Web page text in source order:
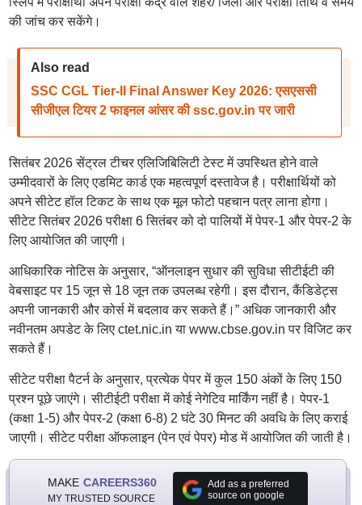
की जांच कर सकेंगे।
Also read
SSC CGL Tier-II Final Answer Key 2026: एसएससी
सीजीएल टियर 2 फाइनल आंसर की ssc.gov.in पर जारी
सितंबर 2026 सेंट्रल टीचर एलिजिबिलिटी टेस्ट में उपस्थित होने वाले
उम्मीदवारों के लिए एडमिट कार्ड एक महत्वपूर्ण दस्तावेज है। परीक्षार्थियों को
अपने सीटेट हॉल टिकट के साथ एक मूल फोटो पहचान पत्र लाना होगा।
सीटेट सितंबर 2026 परीक्षा 6 सितंबर को दो पालियों में पेपर-1 और पेपर-2 के
लिए आयोजित की जाएगी।
आधिकारिक नोटिस के अनुसार, “ऑनलाइन सुधार की सुविधा सीटीईटी की
वेबसाइट पर 15 जून से 18 जून तक उपलब्ध रहेगी। इस दौरान, कैंडिडेट्स
अपनी जानकारी और कोर्स में बदलाव कर सकते हैं।” अधिक जानकारी और
नवीनतम अपडेट के लिए ctet.nic.in या www.cbse.gov.in पर विजिट कर
सकते हैं।
सीटेट परीक्षा पैटर्न के अनुसार, प्रत्येक पेपर में कुल 150 अंकों के लिए 150
प्रश्न पूछे जाएंगे। सीटीईटी परीक्षा में कोई नेगेटिव मार्किंग नहीं है। पेपर-1
(कक्षा 1-5) और पेपर-2 (कक्षा 6-8) 2 घंटे 30 मिनट की अवधि के लिए कराई
जाएगी। सीटेट परीक्षा ऑफलाइन (पेन एवं पेपर) मोड में आयोजित की जाती है।
MAKE CAREERS360
MY TRUSTED SOURCE
Add as a preferred
source on google